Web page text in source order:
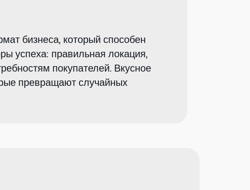
бизнеса, который способен
успеха: правильная локация,
покупателей. Вкусное
превращают случайных